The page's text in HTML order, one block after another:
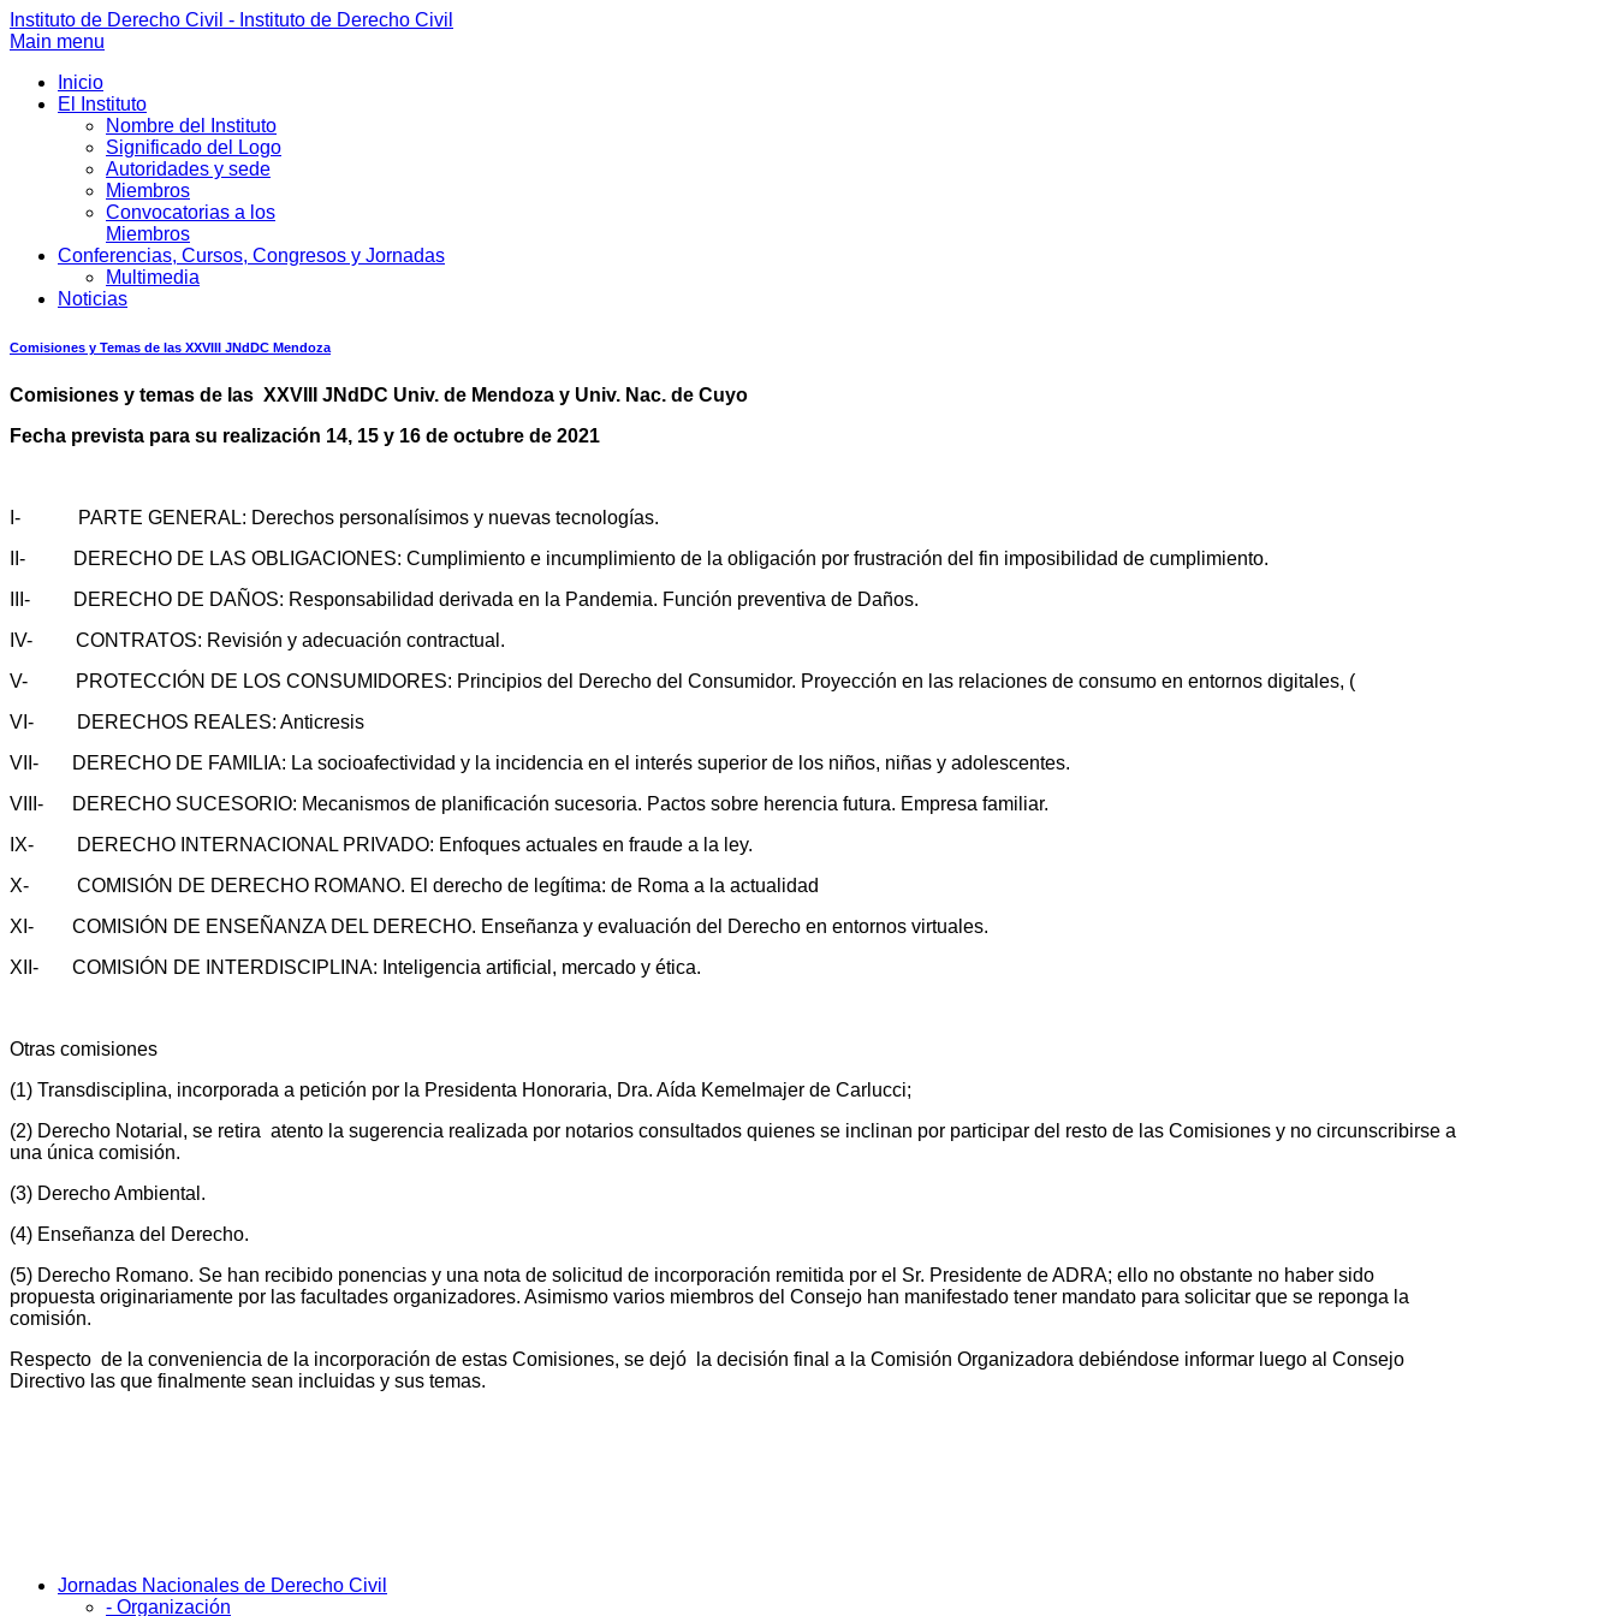
Instituto de Derecho Civil - Instituto de Derecho Civil
Main menu
Inicio
El Instituto
Nombre del Instituto
Significado del Logo
Autoridades y sede
Miembros
Convocatorias a los
Miembros
Conferencias, Cursos, Congresos y Jornadas
Multimedia
Noticias
Comisiones y Temas de las XXVIII JNdDC Mendoza
Comisiones y temas de las XXVIII JNdDC Univ. de Mendoza y Univ. Nac. de Cuyo
Fecha prevista para su realización 14, 15 y 16 de octubre de 2021
I- PARTE GENERAL: Derechos personalísimos y nuevas tecnologías.
II- DERECHO DE LAS OBLIGACIONES: Cumplimiento e incumplimiento de la obligación por frustración del fin imposibilidad de cumplimiento.
III- DERECHO DE DAÑOS: Responsabilidad derivada en la Pandemia. Función preventiva de Daños.
IV- CONTRATOS: Revisión y adecuación contractual.
V- PROTECCIÓN DE LOS CONSUMIDORES: Principios del Derecho del Consumidor. Proyección en las relaciones de consumo en entornos digitales, (
VI- DERECHOS REALES: Anticresis
VII- DERECHO DE FAMILIA: La socioafectividad y la incidencia en el interés superior de los niños, niñas y adolescentes.
VIII- DERECHO SUCESORIO: Mecanismos de planificación sucesoria. Pactos sobre herencia futura. Empresa familiar.
IX- DERECHO INTERNACIONAL PRIVADO: Enfoques actuales en fraude a la ley.
X- COMISIÓN DE DERECHO ROMANO. El derecho de legítima: de Roma a la actualidad
XI- COMISIÓN DE ENSEÑANZA DEL DERECHO. Enseñanza y evaluación del Derecho en entornos virtuales.
XII- COMISIÓN DE INTERDISCIPLINA: Inteligencia artificial, mercado y ética.
Otras comisiones
(1) Transdisciplina, incorporada a petición por la Presidenta Honoraria, Dra. Aída Kemelmajer de Carlucci;
(2) Derecho Notarial, se retira atento la sugerencia realizada por notarios consultados quienes se inclinan por participar del resto de las Comisiones y no circunscribirse a
una única comisión.
(3) Derecho Ambiental.
(4) Enseñanza del Derecho.
(5) Derecho Romano. Se han recibido ponencias y una nota de solicitud de incorporación remitida por el Sr. Presidente de ADRA; ello no obstante no haber sido
propuesta originariamente por las facultades organizadores. Asimismo varios miembros del Consejo han manifestado tener mandato para solicitar que se reponga la
comisión.
Respecto de la conveniencia de la incorporación de estas Comisiones, se dejó la decisión final a la Comisión Organizadora debiéndose informar luego al Consejo
Directivo las que finalmente sean incluidas y sus temas.
Jornadas Nacionales de Derecho Civil
- Organización